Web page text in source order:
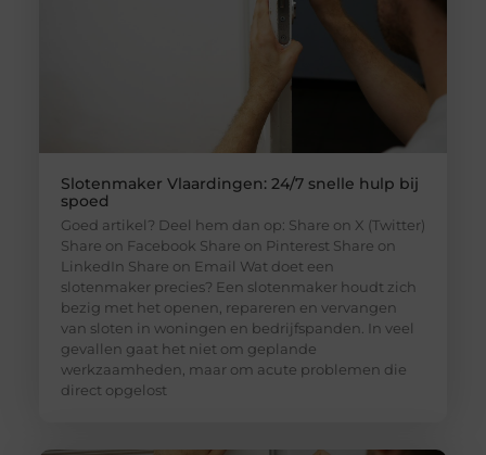
Slotenmaker Vlaardingen: 24/7 snelle hulp bij
spoed
Goed artikel? Deel hem dan op: Share on X (Twitter)
Share on Facebook Share on Pinterest Share on
LinkedIn Share on Email Wat doet een
slotenmaker precies? Een slotenmaker houdt zich
bezig met het openen, repareren en vervangen
van sloten in woningen en bedrijfspanden. In veel
gevallen gaat het niet om geplande
werkzaamheden, maar om acute problemen die
direct opgelost